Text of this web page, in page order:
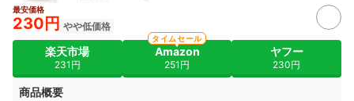
最安価格
230円 やや低価格
楽天市場
231円
Amazon
251円
タイムセール
ヤフー
230円
商品概要